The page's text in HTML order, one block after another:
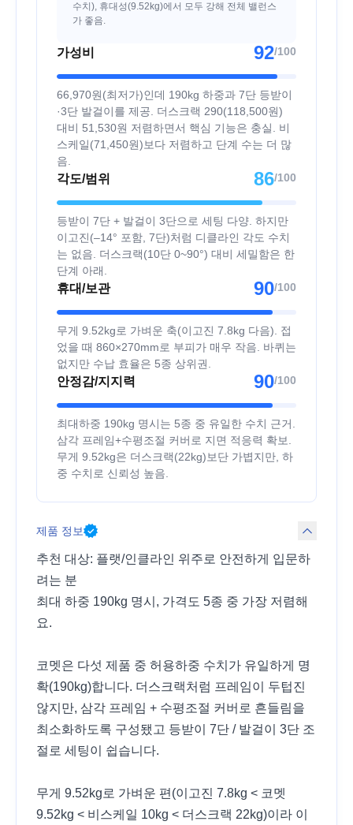
수치), 휴대성(9.52kg)에서 모두 강해 전체 밸런스
가 좋음.
가성비 92/100
66,970원(최저가)인데 190kg 하중과 7단 등받이
·3단 발걸이를 제공. 더스크랙 290(118,500원)
대비 51,530원 저렴하면서 핵심 기능은 충실. 비
스케일(71,450원)보다 저렴하고 단계 수는 더 많
음.
각도/범위 86/100
등받이 7단 + 발걸이 3단으로 세팅 다양. 하지만
이고진(–14° 포함, 7단)처럼 디클라인 각도 수치
는 없음. 더스크랙(10단 0~90°) 대비 세밀함은 한
단계 아래.
휴대/보관 90/100
무게 9.52kg로 가벼운 축(이고진 7.8kg 다음). 접
었을 때 860×270mm로 부피가 매우 작음. 바퀴는
없지만 수납 효율은 5종 상위권.
안정감/지지력 90/100
최대하중 190kg 명시는 5종 중 유일한 수치 근거.
삼각 프레임+수평조절 커버로 지면 적응력 확보.
무게 9.52kg은 더스크랙(22kg)보단 가볍지만, 하
중 수치로 신뢰성 높음.
제품 정보
추천 대상: 플랫/인클라인 위주로 안전하게 입문하
려는 분
최대 하중 190kg 명시, 가격도 5종 중 가장 저렴해
요.
코멧은 다섯 제품 중 허용하중 수치가 유일하게 명
확(190kg)합니다. 더스크랙처럼 프레임이 두텁진
않지만, 삼각 프레임 + 수평조절 커버로 흔들림을
최소화하도록 구성됐고 등받이 7단 / 발걸이 3단 조
절로 세팅이 쉽습니다.
무게 9.52kg로 가벼운 편(이고진 7.8kg < 코멧
9.52kg < 비스케일 10kg < 더스크랙 22kg)이라 이